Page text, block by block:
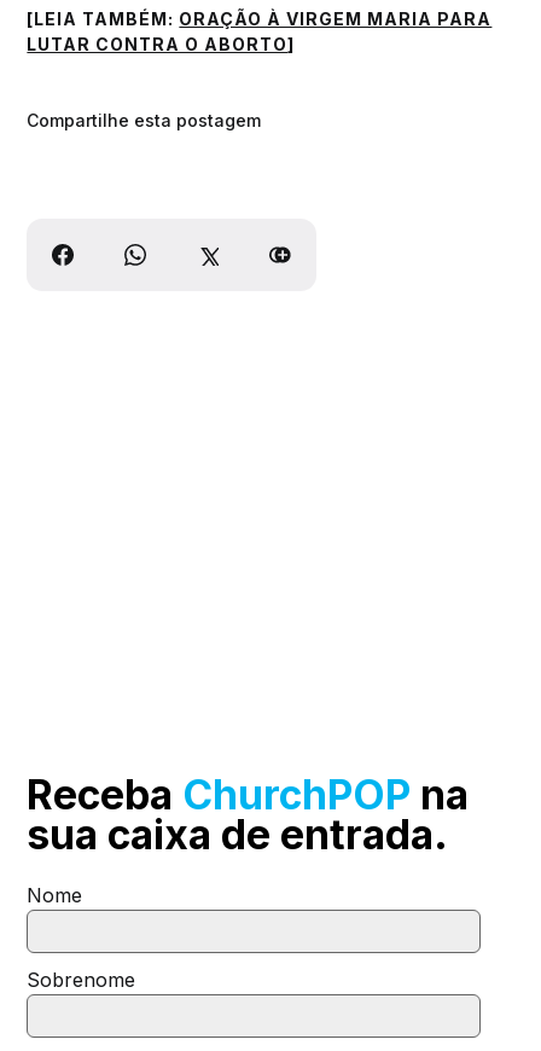
[LEIA TAMBÉM: ORAÇÃO À VIRGEM MARIA PARA
LUTAR CONTRA O ABORTO]
Compartilhe esta postagem
Receba ChurchPOP na
sua caixa de entrada.
Nome
Sobrenome